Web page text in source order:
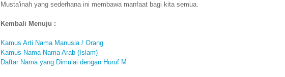
Musta'inah yang sederhana ini membawa manfaat bagi kita semua.
Kembali Menuju :
Kamus Arti Nama Manusia / Orang
Kamus Nama-Nama Arab (Islam)
Daftar Nama yang Dimulai dengan Huruf M